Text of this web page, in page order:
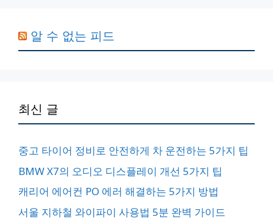
알 수 없는 피드
최신 글
중고 타이어 정비로 안전하게 차 운전하는 5가지 팁
BMW X7의 오디오 디스플레이 개선 5가지 팁
캐리어 에어컨 PO 에러 해결하는 5가지 방법
서울 지하철 와이파이 사용법 5분 완벽 가이드